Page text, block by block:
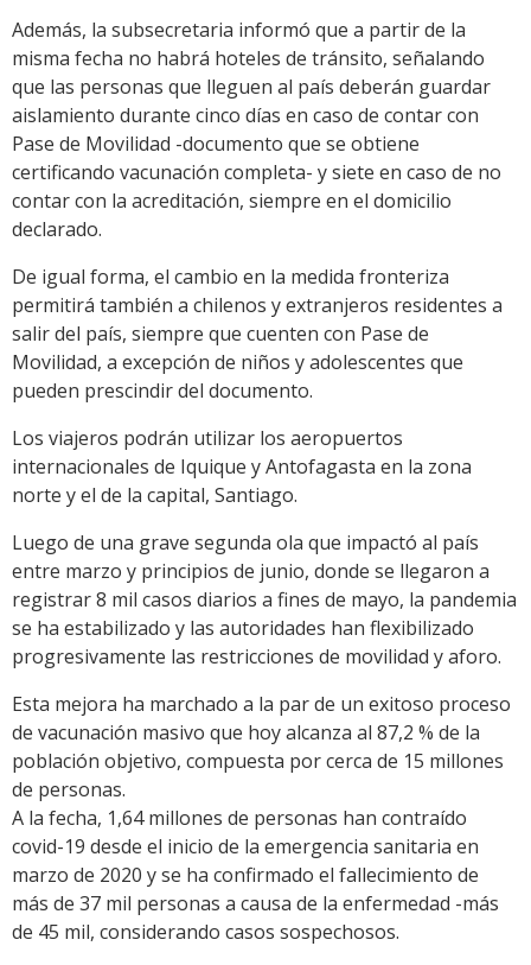
Además, la subsecretaria informó que a partir de la
misma fecha no habrá hoteles de tránsito, señalando
que las personas que lleguen al país deberán guardar
aislamiento durante cinco días en caso de contar con
Pase de Movilidad -documento que se obtiene
certificando vacunación completa- y siete en caso de no
contar con la acreditación, siempre en el domicilio
declarado.
De igual forma, el cambio en la medida fronteriza
permitirá también a chilenos y extranjeros residentes a
salir del país, siempre que cuenten con Pase de
Movilidad, a excepción de niños y adolescentes que
pueden prescindir del documento.
Los viajeros podrán utilizar los aeropuertos
internacionales de Iquique y Antofagasta en la zona
norte y el de la capital, Santiago.
Luego de una grave segunda ola que impactó al país
entre marzo y principios de junio, donde se llegaron a
registrar 8 mil casos diarios a fines de mayo, la pandemia
se ha estabilizado y las autoridades han flexibilizado
progresivamente las restricciones de movilidad y aforo.
Esta mejora ha marchado a la par de un exitoso proceso
de vacunación masivo que hoy alcanza al 87,2 % de la
población objetivo, compuesta por cerca de 15 millones
de personas.
A la fecha, 1,64 millones de personas han contraído
covid-19 desde el inicio de la emergencia sanitaria en
marzo de 2020 y se ha confirmado el fallecimiento de
más de 37 mil personas a causa de la enfermedad -más
de 45 mil, considerando casos sospechosos.